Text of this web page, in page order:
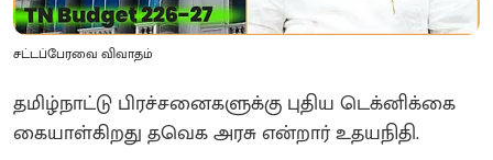
சட்டப்பேரவை விவாதம்
தமிழ்நாட்டு பிரச்சனைகளுக்கு புதிய டெக்னிக்கை
கையாள்கிறது தவெக அரசு என்றார் உதயநிதி.